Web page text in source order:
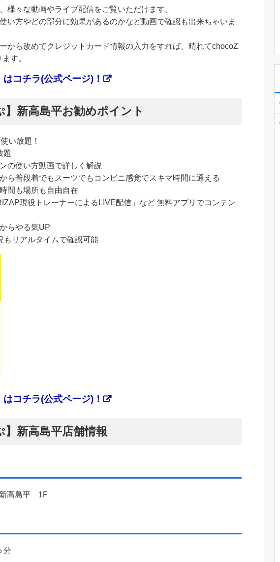
様々な動画やライブ配信をご覧いただけます。
い方やどの部分に効果があるのかなど動画で確認も出来ちゃいま
から改めてクレジットカード情報の入力をすれば、晴れてchocoZ
す。
コチラ(公式ページ)！
新高島平お勧めポイント
い放題！
題
の使い方動画で詳しく解説
ら普段着でもスーツでもコンビニ感覚でスキマ時間に通える
間も場所も自由自在
現役トレーナーによるLIVE配信」など 無料アプリでコンテン
らやる気UP
もリアルタイムで確認可能
コチラ(公式ページ)！
新高島平店舗情報
新高島平 1F
分